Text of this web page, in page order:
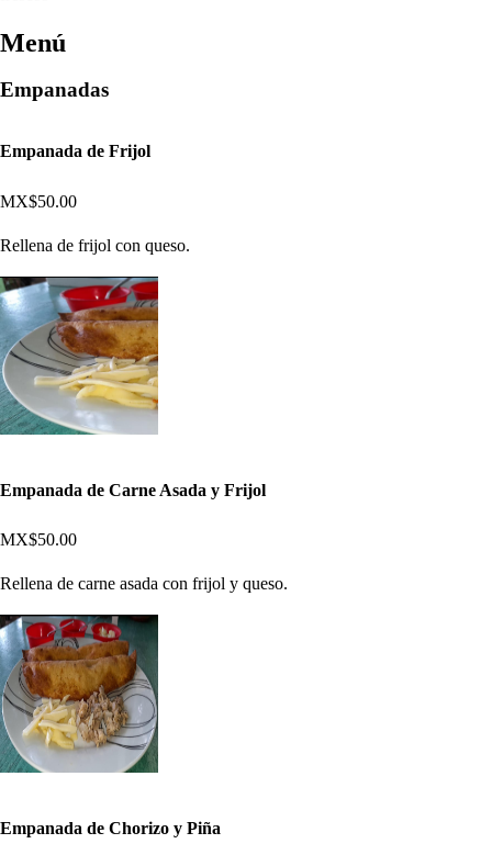
Menú
Empanadas
Empanada de Frijol
MX$50.00
Rellena de frijol con queso.
Empanada de Carne Asada y Frijol
MX$50.00
Rellena de carne asada con frijol y queso.
Empanada de Chorizo y Piña